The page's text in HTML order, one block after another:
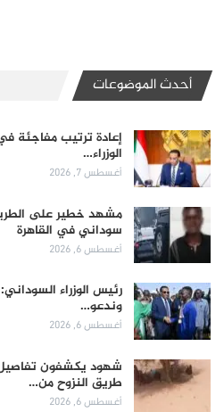
أحدث الموضوعات
إعادة ترتيب مفاجئة
الوزراء…
أغسطس 7, 2026
مشهد خطير على
سوداني في القاهرة
أغسطس 6, 2026
رئيس الوزراء
وندعو…
أغسطس 6, 2026
طريق النزوح من…
أغسطس 6, 2026